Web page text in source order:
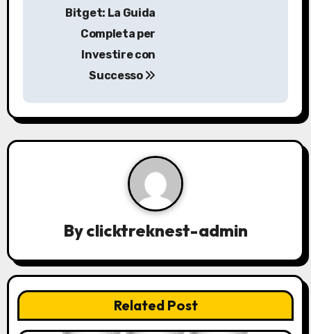
a
v
t
i
o
Bitget: La Guida
Completa per
Investire con
Successo
Byclicktreknest-admin
Related Post